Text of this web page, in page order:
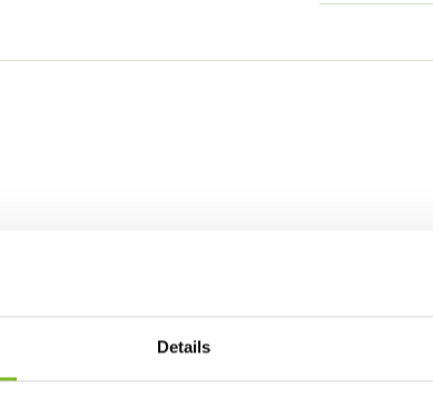
Details